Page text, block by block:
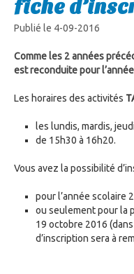
fiche
Publié le 4-09-2016
Comme les 2 années
est reconduite pour
Les horaires des activités
les lundis, mardis,
de 15h30 à 16h20.
Vous avez la possibilité
pour l’année scolaire
ou seulement pour la
19 octobre 2016
d’inscription sera à